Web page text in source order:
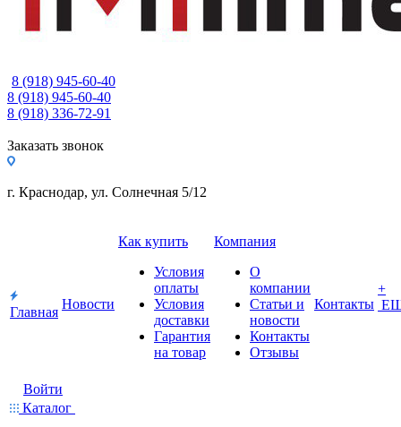
8 (918) 945-60-40
8 (918) 945-60-40
8 (918) 336-72-91
Заказать звонок
г. Краснодар, ул. Солнечная 5/12
Главная
Новости
Как купить
Условия
оплаты
Условия
доставки
Гарантия
на товар
Компания
О
компании
Статьи и
новости
Контакты
Отзывы
Контакты
+
Войти
Каталог